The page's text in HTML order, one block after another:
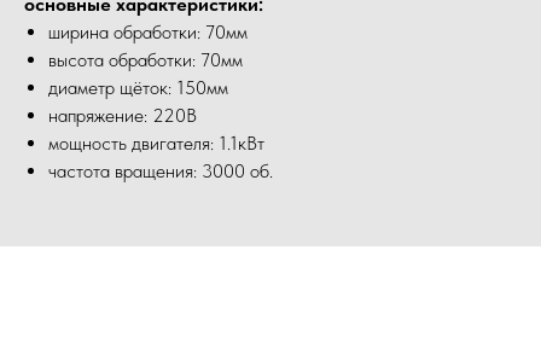
ширина обработки: 70мм
высота обработки: 70мм
диаметр щёток: 150мм
напряжение: 220В
мощность двигателя: 1.1кВт
частота вращения: 3000 об.